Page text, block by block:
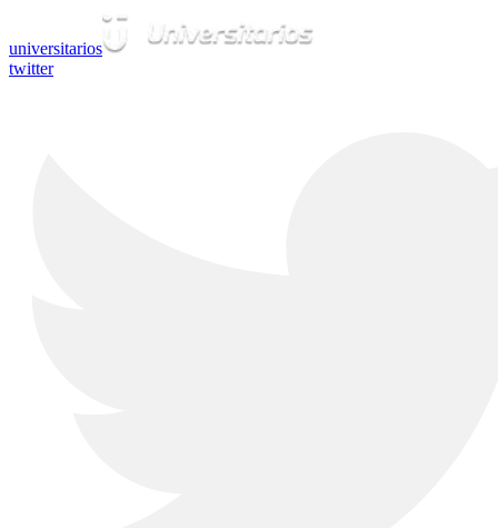
universitarios
twitter